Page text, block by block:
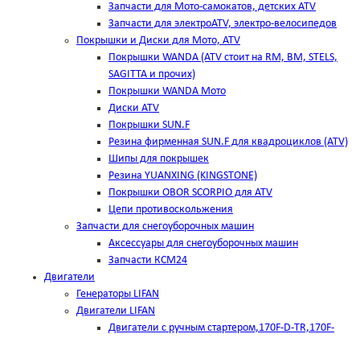
Запчасти для Мото-самокатов, детских ATV
Запчасти для электроATV, электро-велосипедов
Покрышки и Диски для Мото, ATV
Покрышки WANDA (АТV стоит на RM, BM, STELS,
SAGITTA и прочих)
Покрышки WANDA Мото
Диски ATV
Покрышки SUN.F
Резина фирменная SUN.F для квадроциклов (АТV)
Шипы для покрышек
Резина YUANXING (KINGSTONE)
Покрышки OBOR SCORPIO для ATV
Цепи противоскольжения
Запчасти для снегоуборочных машин
Аксессуары для снегоуборочных машин
Запчасти КСМ24
Двигатели
Генераторы LIFAN
Двигатели LIFAN
Двигатели с ручным стартером,170F-D-TR,170F-